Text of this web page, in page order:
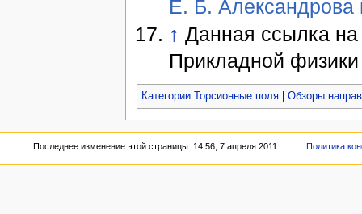
Е. Б. Александрова
↑ Данная ссылка на
Прикладной
Категории: Торсионные поля| Обзоры
Последнее изменение этой страницы: 14:56, 7 апреля 2011. Политика